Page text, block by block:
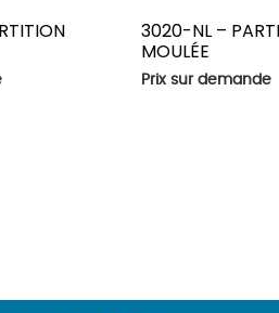
3020-NL –
MOULÉE
Prix sur demande